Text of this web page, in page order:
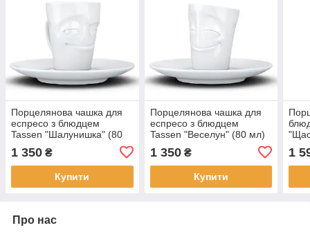
Порцелянова чашка для
еспресо з блюдцем
Tassen "Шалунишка" (80
1 350 ₴
Купити
Порцелянова чашка для
еспресо з блюдцем
Tassen "Веселун" (80 мл)
1 350₴
Купити
1
Про нас